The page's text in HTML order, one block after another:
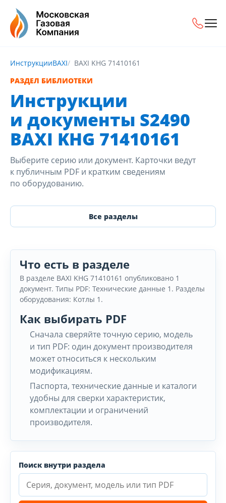
ИнструкцииBAXI
BAXI KHG 71410161
РАЗДЕЛ БИБЛИОТЕКИ
Инструкции
и документы S2490
BAXI KHG 71410161
Выберите серию или документ. Карточки ведут
к публичным PDF и кратким сведениям
по оборудованию.
Все разделы
Что есть в разделе
В разделе BAXI KHG 71410161 опубликовано 1
документ. Типы PDF: Технические данные 1. Разделы
оборудования: Котлы 1.
Как выбирать PDF
Сначала сверяйте точную серию, модель
и тип PDF: один документ производителя
может относиться к нескольким
модификациям.
Паспорта, технические данные и каталоги
удобны для сверки характеристик,
комплектации и ограничений
производителя.
Поиск внутри раздела